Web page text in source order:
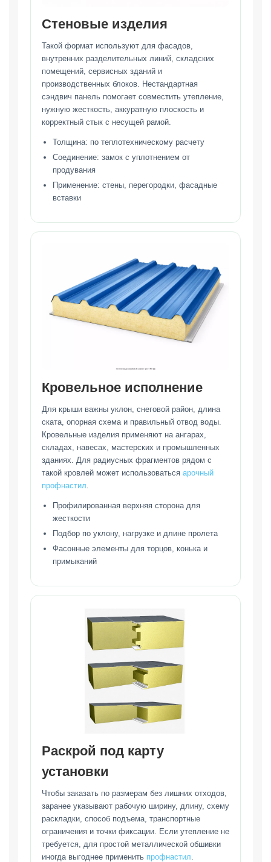
Стеновые изделия
Такой формат используют для фасадов,
внутренних разделительных линий, складских
помещений, сервисных зданий и
производственных блоков. Нестандартная
сэндвич панель помогает совместить утепление,
нужную жесткость, аккуратную плоскость и
корректный стык с несущей рамой.
Толщина: по теплотехническому расчету
Соединение: замок с уплотнением от
продувания
Применение: стены, перегородки, фасадные
вставки
Кровельное исполнение
Для крыши важны уклон, снеговой район, длина
ската, опорная схема и правильный отвод воды.
Кровельные изделия применяют на ангарах,
складах, навесах, мастерских и промышленных
зданиях. Для радиусных фрагментов рядом с
такой кровлей может использоваться арочный
профнастил
Профилированная верхняя сторона для
жесткости
Подбор по уклону, нагрузке и длине пролета
Фасонные элементы для торцов, конька и
примыканий
Раскрой под карту
установки
Чтобы заказать по размерам без лишних отходов,
заранее указывают рабочую ширину, длину, схему
раскладки, способ подъема, транспортные
ограничения и точки фиксации. Если утепление не
требуется, для простой металлической обшивки
иногда выгоднее применить профнастил